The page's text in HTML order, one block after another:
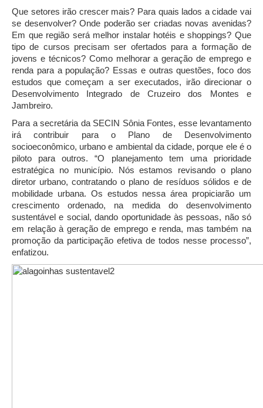
Que setores irão crescer mais? Para quais lados a cidade vai
se desenvolver? Onde poderão ser criadas novas avenidas?
Em que região será melhor instalar hotéis e shoppings? Que
tipo de cursos precisam ser ofertados para a formação de
jovens e técnicos? Como melhorar a geração de emprego e
renda para a população? Essas e outras questões, foco dos
estudos que começam a ser executados, irão direcionar o
Desenvolvimento Integrado de Cruzeiro dos Montes e
Jambreiro.
Para a secretária da SECIN Sônia Fontes, esse levantamento
irá contribuir para o Plano de Desenvolvimento
socioeconômico, urbano e ambiental da cidade, porque ele é o
piloto para outros. “O planejamento tem uma prioridade
estratégica no município. Nós estamos revisando o plano
diretor urbano, contratando o plano de resíduos sólidos e de
mobilidade urbana. Os estudos nessa área propiciarão um
crescimento ordenado, na medida do desenvolvimento
sustentável e social, dando oportunidade às pessoas, não só
em relação à geração de emprego e renda, mas também na
promoção da participação efetiva de todos nesse processo”,
enfatizou.